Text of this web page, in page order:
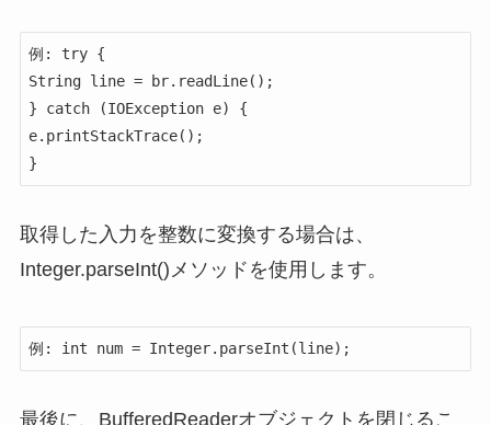
例: try {
String line = br.readLine();
} catch (IOException e) {
e.printStackTrace();
}
取得した入力を整数に変換する場合は、
Integer.parseInt()メソッドを使用します。
例: int num = Integer.parseInt(line);
最後に、BufferedReaderオブジェクトを閉じるこ